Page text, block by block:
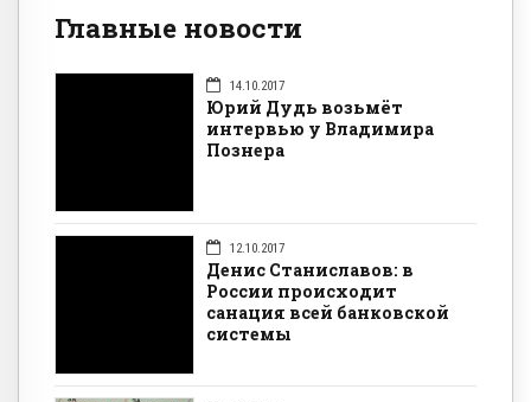
Главные новости
14.10.2017
Юрий Дудь возьмёт
интервью у Владимира
Познера
12.10.2017
Денис Станиславов: в
России происходит
санация всей банковской
системы